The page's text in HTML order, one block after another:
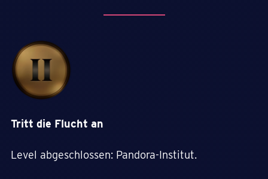
Tritt die Flucht an
Level abgeschlossen: Pandora-Institut.